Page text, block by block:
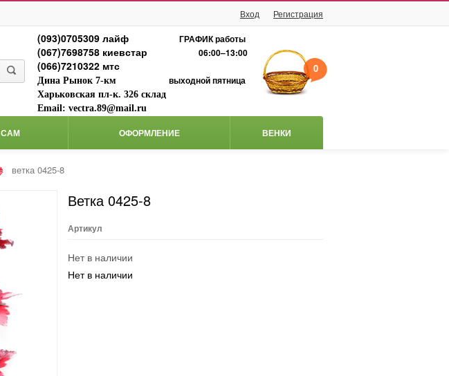
Вход Регистрация
(093)0705309 лайф
(067)7698758 киевстар
(066)7210322 мтс
Дина Рынок 7-км
Харьковская пл-к. 326 склад
Email: vectra.89@mail.ru
ГРАФИК работы
06:00–13:00
выходной пятница
0
ОФОРМЛЕНИЕ ВЕНКИ
ветка 0425-8
ветка 0425-8
Артикул
Нет в наличии
Нет в наличии